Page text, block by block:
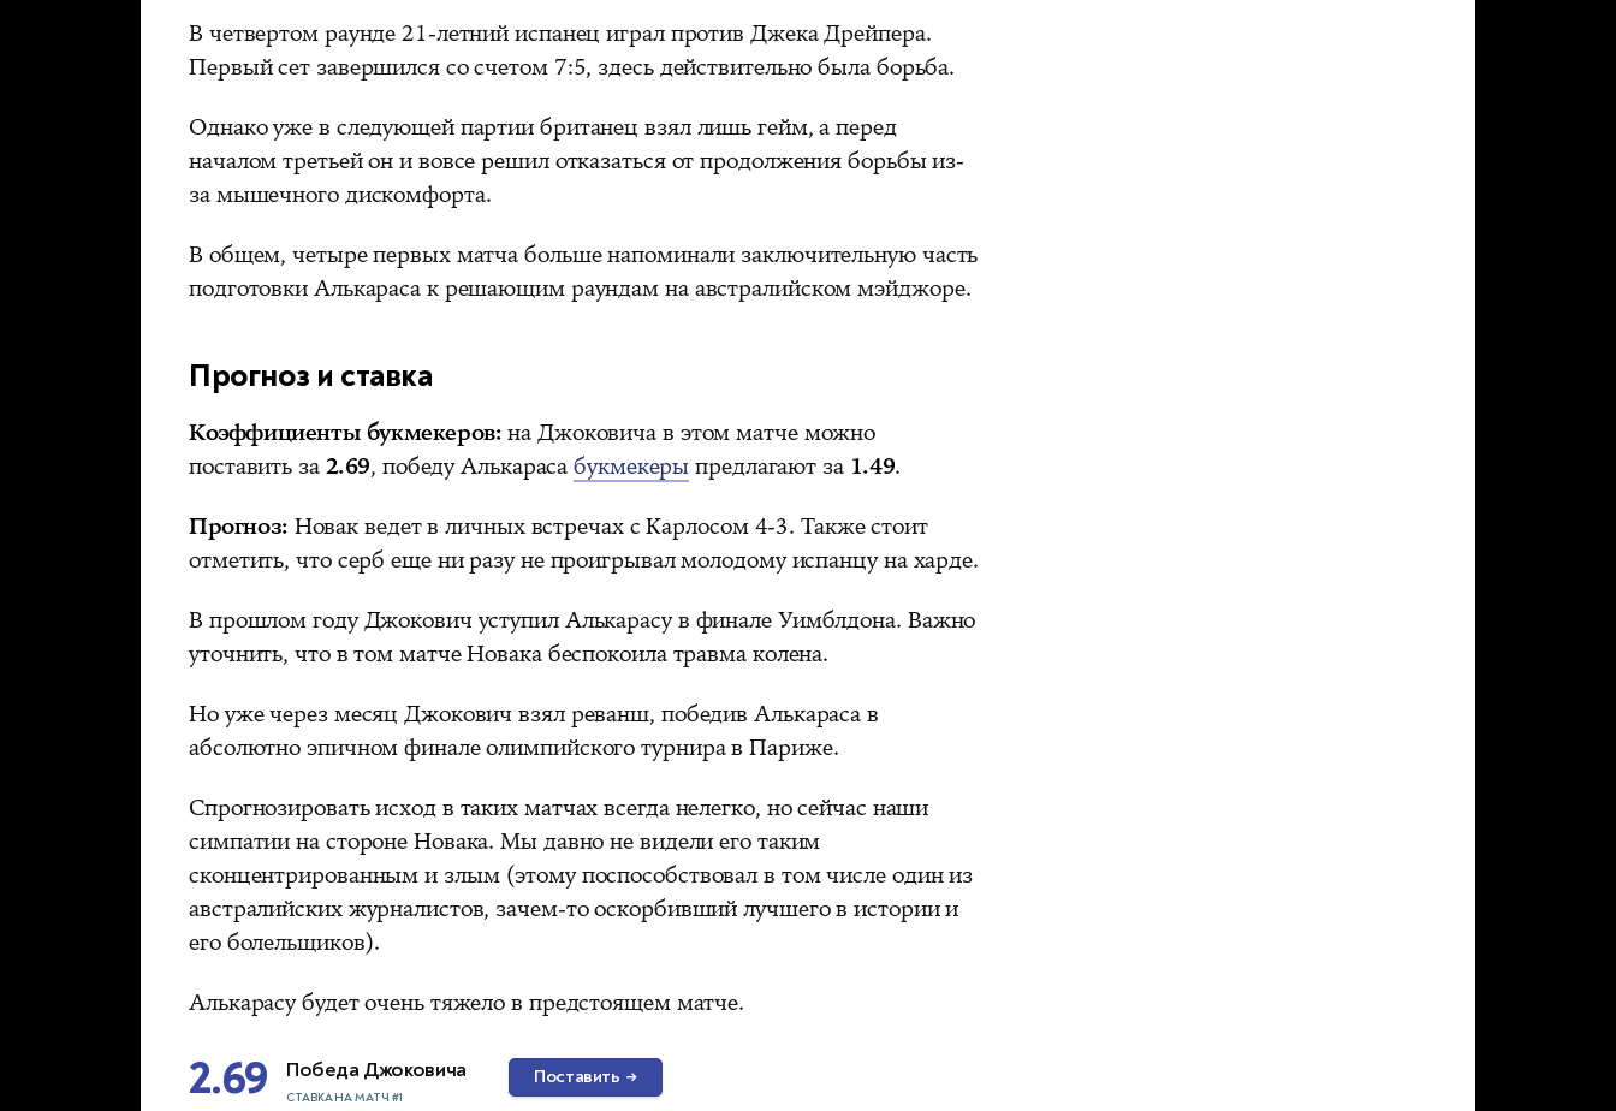
В четвертом раунде 21-летний испанец играл против Джека Дрейпера.
Первый сет завершился со счетом 7:5, здесь действительно была борьба.
Однако уже в следующей партии британец взял лишь гейм, а перед
началом третьей он и вовсе решил отказаться от продолжения борьбы из-
за мышечного дискомфорта.
В общем, четыре первых матча больше напоминали заключительную часть
подготовки Алькараса к решающим раундам на австралийском мэйджоре.
Прогноз и ставка
Коэффициенты букмекеров:на Джоковича в этом матче можно
поставить за2.69, победу Алькарасабукмекерыпредлагают за 1.49.
Прогноз: Новак ведет в личных встречах с Карлосом 4-3. Также стоит
отметить, что серб еще ни разу не проигрывал молодому испанцу на харде.
В прошлом году Джокович уступил Алькарасу в финале Уимблдона. Важно
уточнить, что в том матче Новака беспокоила травма колена.
Но уже через месяц Джокович взял реванш, победив Алькараса в
абсолютно эпичном финале олимпийского турнира в Париже.
Спрогнозировать исход в таких матчах всегда нелегко, но сейчас наши
симпатии на стороне Новака. Мы давно не видели его таким
сконцентрированным и злым (этому поспособствовал в том числе один из
австралийских журналистов, зачем-то оскорбивший лучшего в истории и
его болельщиков).
Алькарасу будет очень тяжело в предстоящем матче.
2.69 Победа Джоковича
СТАВКА НА МАТЧ #1
Поставить →